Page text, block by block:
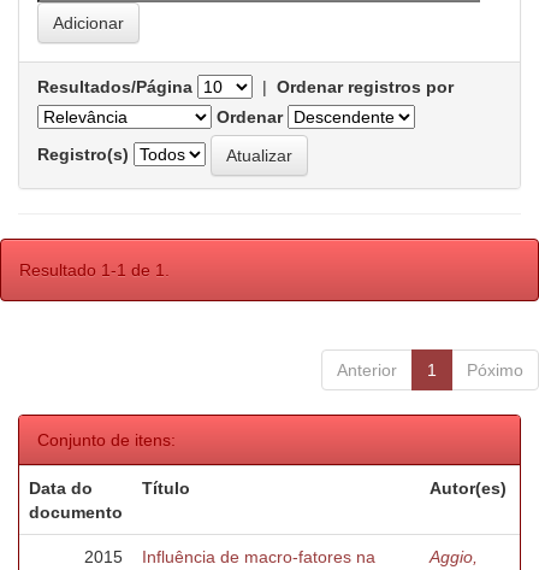
Resultados/Página | Ordenar registros por
Ordenar
Registro(s)
Resultado 1-1 de 1.
Anterior 1 Póximo
Conjunto de itens:
Data do
documento
Título Autor(es)
2015
Influência de macro-fatores na
Aggio,